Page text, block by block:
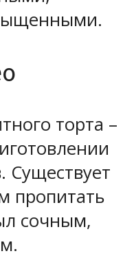
торта –
Существует
пропитать
сочным,